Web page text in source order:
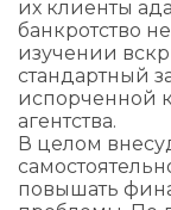
их клиенты
банкротство
изучении
стандартный
испорченной
агентства.
В целом
повышать